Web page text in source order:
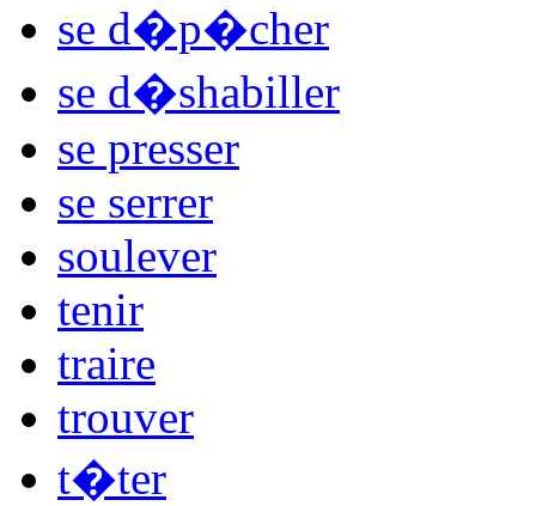
se d�p�cher
se d�shabiller
se presser
se serrer
soulever
tenir
traire
trouver
t�ter